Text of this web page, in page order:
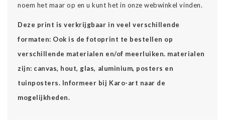
noem het maar op en u kunt het in onze webwinkel vinden.
Deze print is verkrijgbaar in veel verschillende
formaten: Ook is de fotoprint te bestellen op
verschillende materialen en/of meerluiken. materialen
zijn: canvas, hout, glas, aluminium, posters en
tuinposters. Informeer bij Karo-art naar de
mogelijkheden.